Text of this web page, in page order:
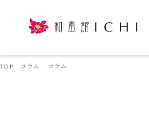
TOP コラム コラム